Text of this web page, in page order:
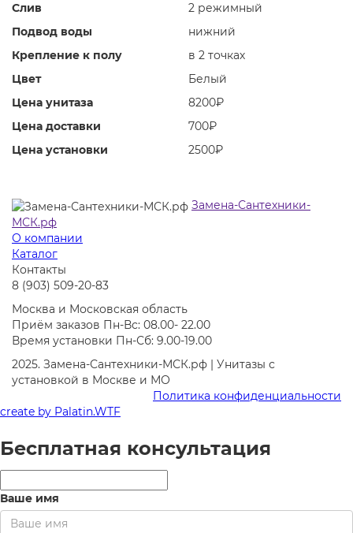
Слив
2 режимный
Подвод воды
нижний
Крепление к полу
в 2 точках
Цвет
Белый
Цена унитаза
8200₽
Цена доставки
700₽
Цена установки
2500₽
Замена-Сантехники-
МСК.рф
О компании
Каталог
Контакты
8 (903) 509-20-83
Москва и Московская область
Приём заказов Пн-Вс: 08.00- 22.00
Время установки Пн-Сб: 9.00-19.00
2025. Замена-Сантехники-МСК.рф | Унитазы с
установкой в Москве и МО
Политика конфиденциальности
create by Palatin.WTF
Бесплатная консультация
Ваше имя